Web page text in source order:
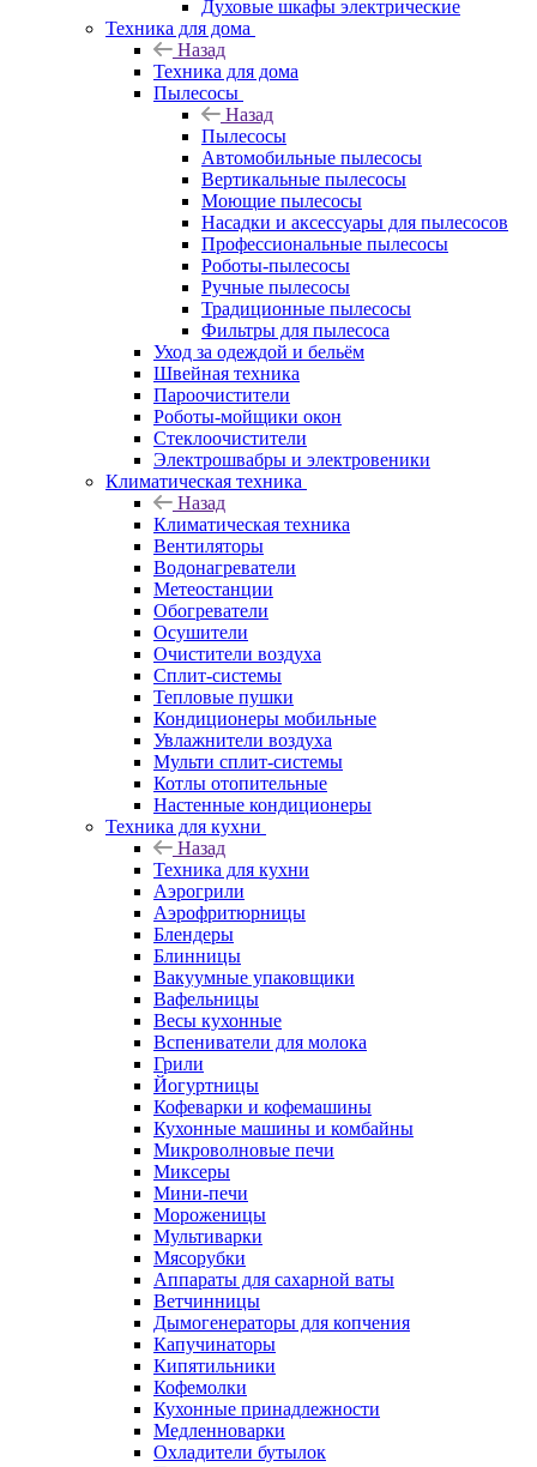
Духовые шкафы электрические
Техника для дома
Назад
Техника для дома
Пылесосы
Назад
Пылесосы
Автомобильные пылесосы
Вертикальные пылесосы
Моющие пылесосы
Насадки и аксессуары для пылесосов
Профессиональные пылесосы
Роботы-пылесосы
Ручные пылесосы
Традиционные пылесосы
Фильтры для пылесоса
Уход за одеждой и бельём
Швейная техника
Пароочистители
Роботы-мойщики окон
Стеклоочистители
Электрошвабры и электровеники
Климатическая техника
Назад
Климатическая техника
Вентиляторы
Водонагреватели
Метеостанции
Обогреватели
Осушители
Очистители воздуха
Сплит-системы
Тепловые пушки
Кондиционеры мобильные
Увлажнители воздуха
Мульти сплит-системы
Котлы отопительные
Настенные кондиционеры
Техника для кухни
Назад
Техника для кухни
Аэрогрили
Аэрофритюрницы
Блендеры
Блинницы
Вакуумные упаковщики
Вафельницы
Весы кухонные
Вспениватели для молока
Грили
Йогуртницы
Кофеварки и кофемашины
Кухонные машины и комбайны
Микроволновые печи
Миксеры
Мини-печи
Мороженицы
Мультиварки
Мясорубки
Аппараты для сахарной ваты
Ветчинницы
Дымогенераторы для копчения
Капучинаторы
Кипятильники
Кофемолки
Кухонные принадлежности
Медленноварки
Охладители бутылок